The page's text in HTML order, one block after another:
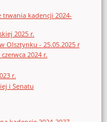
trwania kadencji 2024-
2025 r.
Olsztynku - 25.05.2025 r
2024 r.
r.
i Senatu